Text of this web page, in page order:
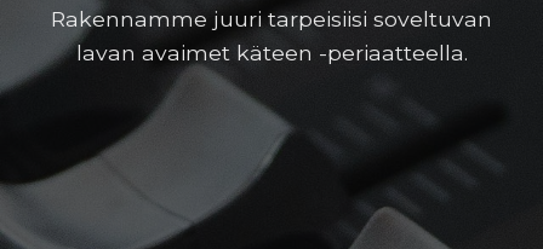
Rakennamme juuri tarpeisiisi soveltuvan
lavan avaimet käteen -periaatteella.